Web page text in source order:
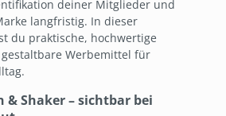
deiner Mitglieder und
langfristig. In dieser
du praktische, hochwertige
Werbemittel für
& Shaker – sichtbar bei